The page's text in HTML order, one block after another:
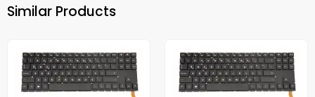
Similar Products